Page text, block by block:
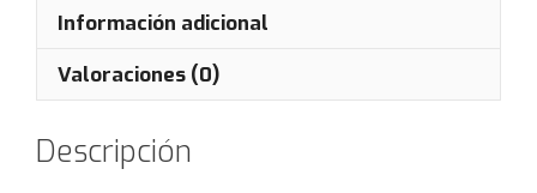
Información adicional
Valoraciones (0)
Descripción